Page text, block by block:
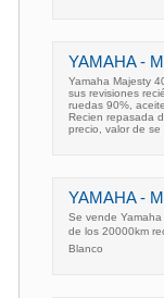
YAMAHA -
Yamaha Majesty
sus revisiones
ruedas 90%,
Recien repasada
precio, valor de se
YAMAHA -
Se vende
de los 20000km
Blanco